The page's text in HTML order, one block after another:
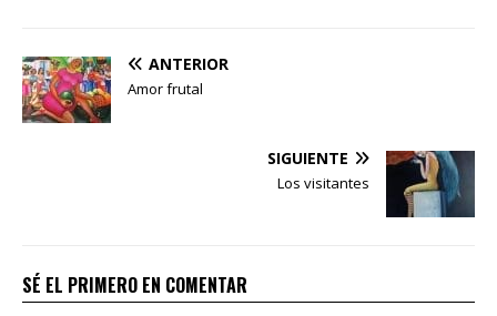
ANTERIOR
Amor frutal
SIGUIENTE
Los visitantes
SÉ EL PRIMERO EN COMENTAR